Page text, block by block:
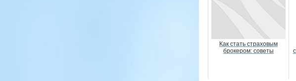
Как стать страховым
брокером: советы